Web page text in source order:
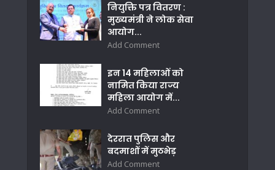
नियुक्ति पत्र वितरण :
मुख्यमंत्री ने लोक सेवा
आयोग...
Add Comment
इन 14 महिलाओं को
नामित किया राज्य
महिला आयोग में...
Add Comment
देररात पुलिस और
बदमाशों में मुठभेड़
Add Comment